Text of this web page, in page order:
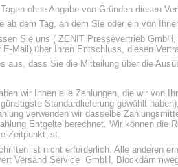
ohne Angabe von Gründen diesen
ab dem Tag, an dem Sie oder ein von
Sie uns ( ZENIT Pressevertrieb
Mail) über Ihren Entschluss, diesen
aus, dass Sie die Mitteilung über die
wir Ihnen alle Zahlungen, die wir von
Standardlieferung gewählt
verwenden wir dasselbe
Entgelte berechnet. Wir können
Zeitpunkt ist.
ist nicht erforderlich. Alle anderen
Versand Service GmbH,